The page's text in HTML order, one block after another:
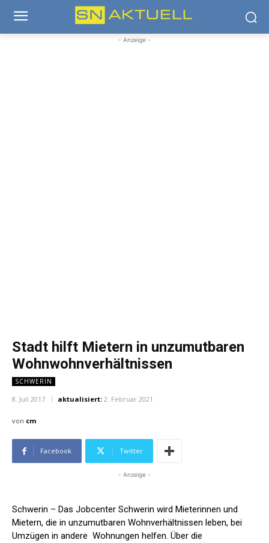
- Anzeige -
Stadt hilft Mietern in unzumutbaren
Wohnwohnverhältnissen
SCHWERIN
8. Juli 2017 aktualisiert: 2. Februar 2021
von cm
Facebook Twitter
- Anzeige -
Schwerin – Das Jobcenter Schwerin wird Mieterinnen und
Mietern, die in unzumutbaren Wohnverhältnissen leben, bei
Umzügen in andere Wohnungen helfen. Über die